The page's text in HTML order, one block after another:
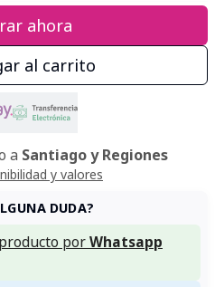
ahora
al carrito
a Santiago y Regiones
y valores
DUDA?
porWhatsapp